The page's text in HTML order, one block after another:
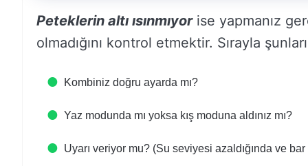
Peteklerin altı ısınmıyorise yapmanız
olmadığını kontrol etmektir. Sırayla
Kombiniz doğru ayarda mı?
Yaz modunda mı yoksa kış moduna aldınız mı?
Uyarı veriyor mu? (Su seviyesi azaldığında ve